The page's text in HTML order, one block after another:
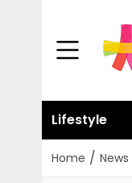
Lifestyle
Home / News